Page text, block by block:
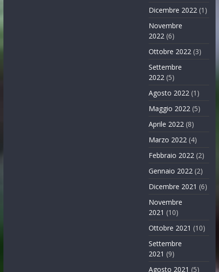
Dicembre 2022 (1)
Novembre
2022 (6)
Ottobre 2022 (3)
Settembre
2022 (5)
Agosto 2022 (1)
Maggio 2022 (5)
Aprile 2022 (8)
Marzo 2022 (4)
Febbraio 2022 (2)
Gennaio 2022 (2)
Dicembre 2021 (6)
Novembre
2021 (10)
Ottobre 2021 (10)
Settembre
2021 (9)
Agosto 2021 (5)